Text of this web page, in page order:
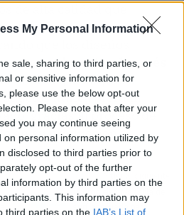
My Personal Information
sale, sharing to third parties, or
or sensitive information for
please use the below opt-out
Please note that after your
you may continue seeing
on personal information utilized by
disclosed to third parties prior to
opt-out of the further
information by third parties on the
This information may
third parties on the IAB’s List of
mediante
intactos después
. Además, la empresa
nunca pierdan
gracias al proceso de
en su producción.
¿Cómo elegir la tabla de
surf adecuada para